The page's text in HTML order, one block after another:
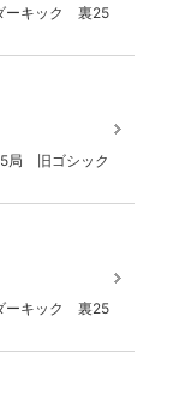
ーキック 裏25
局 旧ゴシック
ーキック 裏25